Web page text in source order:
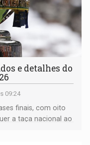
e detalhes do
09:24
finais, com oito
a taça nacional ao